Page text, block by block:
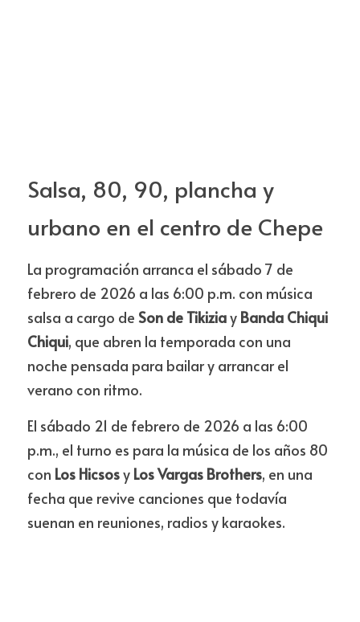
Salsa, 80, 90, plancha y
urbano en el centro de Chepe
La programación arranca el sábado 7 de
febrero de 2026 a las 6:00 p.m. con música
salsa a cargo de Son de Tikizia y Banda Chiqui
Chiqui, que abren la temporada con una
noche pensada para bailar y arrancar el
verano con ritmo.
El sábado 21 de febrero de 2026 a las 6:00
p.m., el turno es para la música de los años 80
con Los Hicsos y Los Vargas Brothers, en una
fecha que revive canciones que todavía
suenan en reuniones, radios y karaokes.